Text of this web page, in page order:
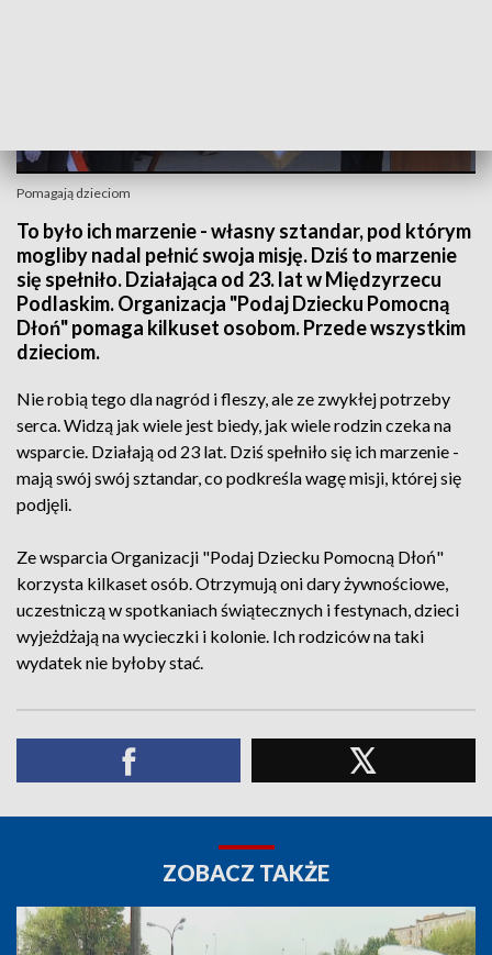
Pomagają dzieciom
To było ich marzenie - własny sztandar, pod którym
mogliby nadal pełnić swoja misję. Dziś to marzenie
się spełniło. Działająca od 23. lat w Międzyrzecu
Podlaskim. Organizacja "Podaj Dziecku Pomocną
Dłoń" pomaga kilkuset osobom. Przede wszystkim
dzieciom.
Nie robią tego dla nagród i fleszy, ale ze zwykłej potrzeby
serca. Widzą jak wiele jest biedy, jak wiele rodzin czeka na
wsparcie. Działają od 23 lat. Dziś spełniło się ich marzenie -
mają swój swój sztandar, co podkreśla wagę misji, której się
podjęli.
Ze wsparcia Organizacji "Podaj Dziecku Pomocną Dłoń"
korzysta kilkaset osób. Otrzymują oni dary żywnościowe,
uczestniczą w spotkaniach świątecznych i festynach, dzieci
wyjeżdżają na wycieczki i kolonie. Ich rodziców na taki
wydatek nie byłoby stać.
ZOBACZ TAKŻE